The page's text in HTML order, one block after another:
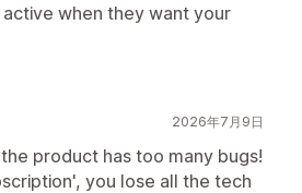
when they want your
2026年7月9日
product has too many bugs!
you lose all the tech